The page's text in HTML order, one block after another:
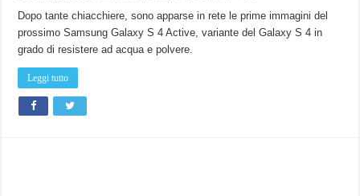
Dopo tante chiacchiere, sono apparse in rete le prime immagini del
prossimo Samsung Galaxy S 4 Active, variante del Galaxy S 4 in
grado di resistere ad acqua e polvere.
Leggi tutto